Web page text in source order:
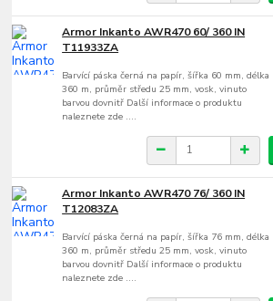
Armor Inkanto AWR470 60/ 360 IN
T11933ZA
Barvící páska černá na papír, šířka 60 mm, délka
360 m, průměr středu 25 mm, vosk, vinuto
barvou dovnitř Další informace o produktu
naleznete zde ....
Armor Inkanto AWR470 76/ 360 IN
T12083ZA
Barvící páska černá na papír, šířka 76 mm, délka
360 m, průměr středu 25 mm, vosk, vinuto
barvou dovnitř Další informace o produktu
naleznete zde ....